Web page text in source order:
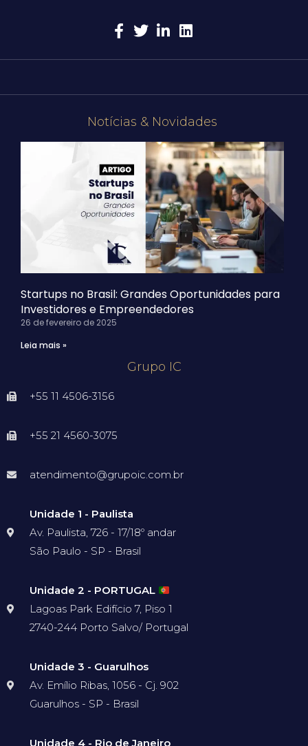
Grupo IC
+55 11 4506-3156
+55 21 4560-3075
atendimento@grupoic.com.br
Unidade 1 - Paulista
Av. Paulista, 726 - 17/18º andar
São Paulo - SP - Brasil
Unidade 2 - PORTUGAL
Lagoas Park Edifício 7, Piso 1
2740-244 Porto Salvo/ Portugal
Unidade 3 - Guarulhos
Av. Emílio Ribas, 1056 - Cj. 902
Guarulhos - SP - Brasil
Unidade 4 - Rio de Janeiro
Notícias & Novidades
Startups no Brasil: Grandes Oportunidades para
Investidores e Empreendedores
26 de fevereiro de 2025
Leia mais »